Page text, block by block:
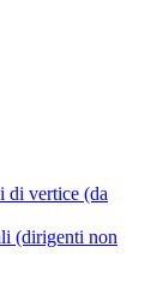
di vertice (da
(dirigenti non